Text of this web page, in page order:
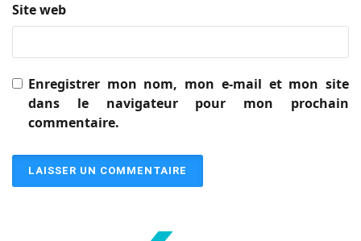
Site web
Enregistrer mon nom, mon e-mail et mon site
dans le navigateur pour mon prochain
commentaire.